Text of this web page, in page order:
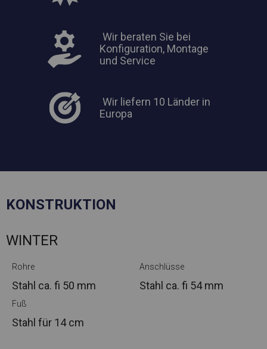
Wir beraten Sie bei
Konfiguration, Montage
und Service
Wir liefern 10 Länder in
Europa
KONSTRUKTION
WINTER
Rohre
Stahl ca. fi 50 mm
Anschlüsse
Stahl ca. fi 54 mm
Fuß
Stahl für 14 cm